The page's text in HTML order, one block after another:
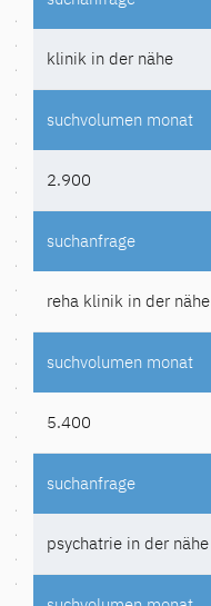
klinik in der nähe
2.900
reha klinik in der nähe
5.400
psychatrie in der nähe